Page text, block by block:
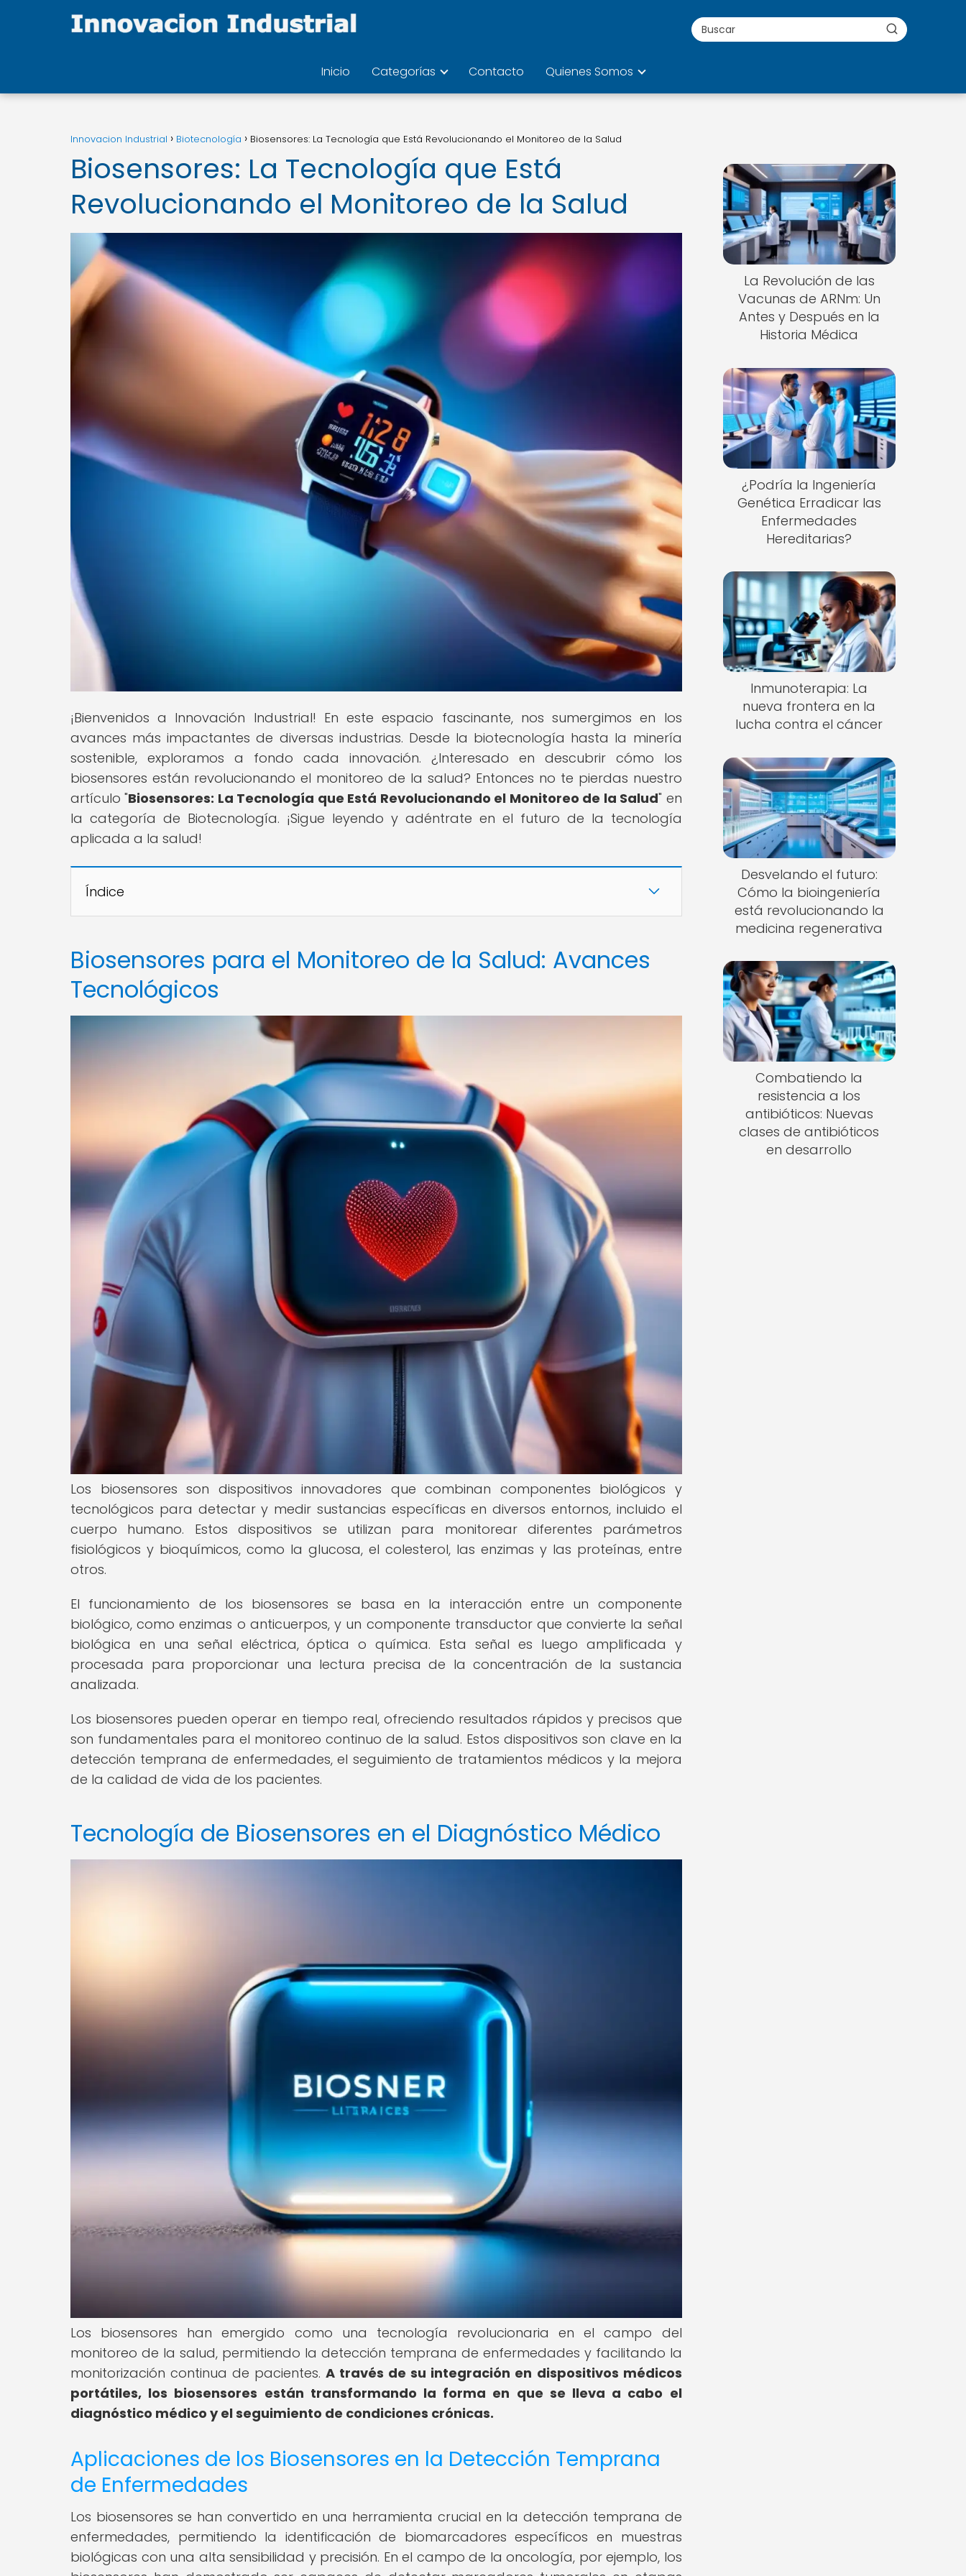
Inicio Categorías Contacto Quienes Somos
Innovacion Industrial Biotecnología Biosensores: La Tecnología que Está Revolucionando el Monitoreo de la Salud
Biosensores: La Tecnología que Está
Revolucionando el Monitoreo de la Salud
¡Bienvenidos a Innovación Industrial! En este espacio fascinante, nos sumergimos en los
avances más impactantes de diversas industrias. Desde la biotecnología hasta la minería
sostenible, exploramos a fondo cada innovación. ¿Interesado en descubrir cómo los
biosensores están revolucionando el monitoreo de la salud? Entonces no te pierdas nuestro
artículo "Biosensores: La Tecnología que Está Revolucionando el Monitoreo de la Salud" en
la categoría de Biotecnología. ¡Sigue leyendo y adéntrate en el futuro de la tecnología
aplicada a la salud!
Índice
Biosensores para el Monitoreo de la Salud: Avances
Tecnológicos
Los biosensores son dispositivos innovadores que combinan componentes biológicos y
tecnológicos para detectar y medir sustancias específicas en diversos entornos, incluido el
cuerpo humano. Estos dispositivos se utilizan para monitorear diferentes parámetros
fisiológicos y bioquímicos, como la glucosa, el colesterol, las enzimas y las proteínas, entre
otros.
El funcionamiento de los biosensores se basa en la interacción entre un componente
biológico, como enzimas o anticuerpos, y un componente transductor que convierte la señal
biológica en una señal eléctrica, óptica o química. Esta señal es luego amplificada y
procesada para proporcionar una lectura precisa de la concentración de la sustancia
analizada.
Los biosensores pueden operar en tiempo real, ofreciendo resultados rápidos y precisos que
son fundamentales para el monitoreo continuo de la salud. Estos dispositivos son clave en la
detección temprana de enfermedades, el seguimiento de tratamientos médicos y la mejora
de la calidad de vida de los pacientes.
Tecnología de Biosensores en el Diagnóstico Médico
Los biosensores han emergido como una tecnología revolucionaria en el campo del
monitoreo de la salud, permitiendo la detección temprana de enfermedades y facilitando la
monitorización continua de pacientes.A través de su integración en dispositivos médicos
portátiles, los biosensores están transformando la forma en que se lleva a cabo el
diagnóstico médico y el seguimiento de condiciones crónicas.
Aplicaciones de los Biosensores en la Detección Temprana
de Enfermedades
Los biosensores se han convertido en una herramienta crucial en la detección temprana de
enfermedades, permitiendo la identificación de biomarcadores específicos en muestras
biológicas con una alta sensibilidad y precisión. En el campo de la oncología, por ejemplo, los
La Revolución de las
Vacunas de ARNm: Un
Antes y Después en la
Historia Médica
¿Podría la Ingeniería
Genética Erradicar las
Enfermedades
Hereditarias?
Inmunoterapia: La
nueva frontera en la
lucha contra el cáncer
Desvelando el futuro:
Cómo la bioingeniería
está revolucionando la
medicina regenerativa
Combatiendo la
resistencia a los
antibióticos: Nuevas
clases de antibióticos
en desarrollo